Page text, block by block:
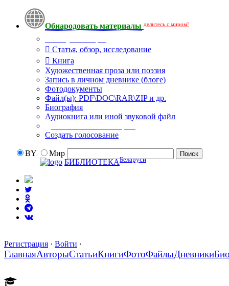
Обнародовать материалы делитесь с миром!
Статья, обзор, исследование
Книга
Художественная проза или поэзия
Запись в личном дневнике (блоге)
Фотодокументы
Файл(ы): PDF\DOC\RAR\ZIP и др.
Биография
Аудиокнига или иной звуковой файл
Создать голосование
BY
Мир
БИБЛИОТЕКАБеларуси
Регистрация · Войти ·
ГлавнаяАвторыСтатьиКнигиФотоФайлыДневники